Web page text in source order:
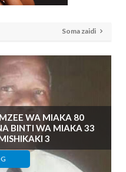
Soma zaidi
WA MIAKA 80
BINTI WA MIAKA 33
3